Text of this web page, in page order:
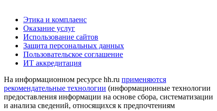
Этика и комплаенс
Оказание услуг
Использование сайтов
Защита персональных данных
Пользовательское соглашение
ИТ аккредитация
На информационном ресурсе hh.ru применяются
рекомендательные технологии (информационные технологии
предоставления информации на основе сбора, систематизации
и анализа сведений, относящихся к предпочтениям